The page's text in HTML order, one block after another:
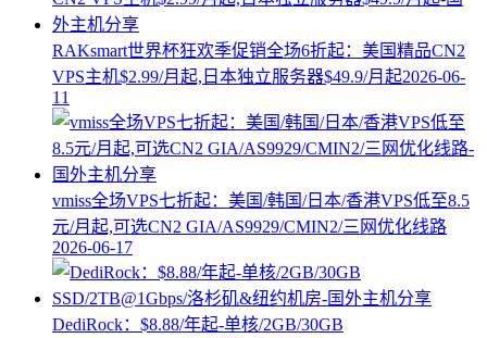
RAKsmart世界杯狂欢季促销全场6折起：美国精品CN2
VPS主机$2.99/月起,日本独立服务器$49.9/月起2026-06-
11
vmiss全场VPS七折起：美国/韩国/日本/香港VPS低至8.5
元/月起,可选CN2 GIA/AS9929/CMIN2/三网优化线路
2026-06-17
DediRock：$8.88/年起-单核/2GB/30GB